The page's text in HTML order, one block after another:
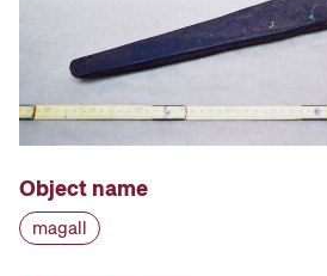
Object name
magall